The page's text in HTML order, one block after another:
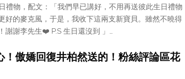
禮物，配文：「我們早已講好，不用再送彼此生日禮物
好的麥克風，于是，我收下這兩支新寶貝。雖然不曉得
謝謝李先生❤️ P.S 生日還沒到 ​」…
傲嬌回復井柏然送的！粉絲評論區花